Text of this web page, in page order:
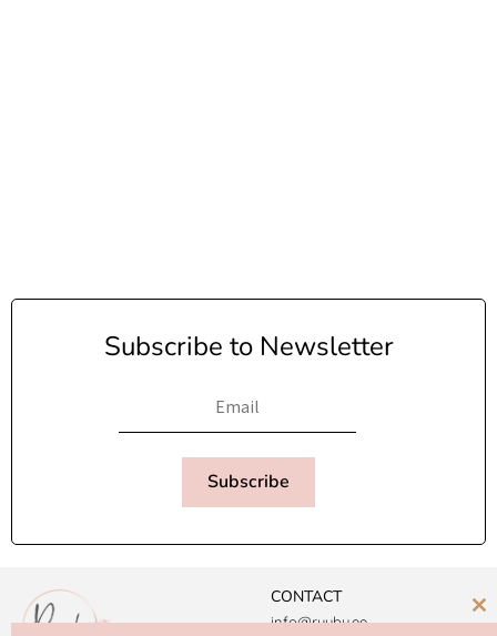
Subscribe to Newsletter
Subscribe
CONTACT
info@ruuby.ee